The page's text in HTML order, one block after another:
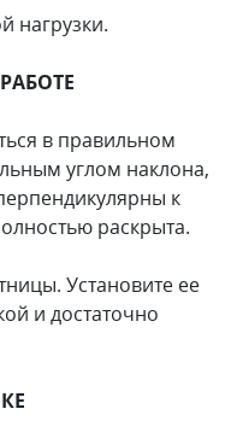
нагрузки.
в правильном
углом наклона,
к
раскрыта.
Установите ее
и достаточно